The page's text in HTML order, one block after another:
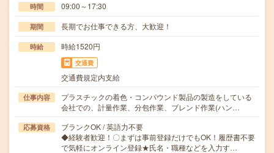
時間 09:00～17:30
期間 長期でお仕事できる方、大歓迎！
時給 時給1520円
交通費
交通費規定内支給
仕事内容
プラスチックの着色・コンパウンド製品の製造をしている
会社での、計量作業、分包作業、ブレンド作業(ハン…
応募資格
ブランクOK / 英語力不要
◆経験者歓迎！〇まずは事前登録だけでもOK！履歴書不要
で気軽にオンライン登録★氏名・職種などを入力す…